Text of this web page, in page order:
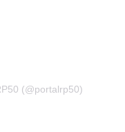
(@portalrp50)